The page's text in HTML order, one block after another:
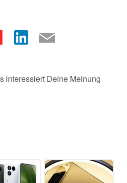
interessiert Deine Meinung